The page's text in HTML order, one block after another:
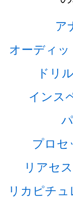
ア
オーディ
ドリ
インス
プロ
リアセ
リカピチ